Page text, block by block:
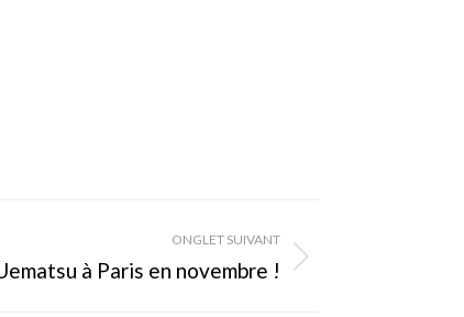
ONGLET SUIVANT
à Paris en novembre !